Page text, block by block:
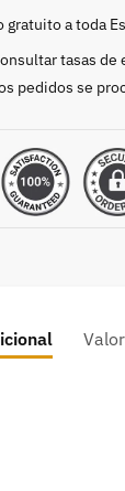
gratuito a toda
tasas de
pedidos se